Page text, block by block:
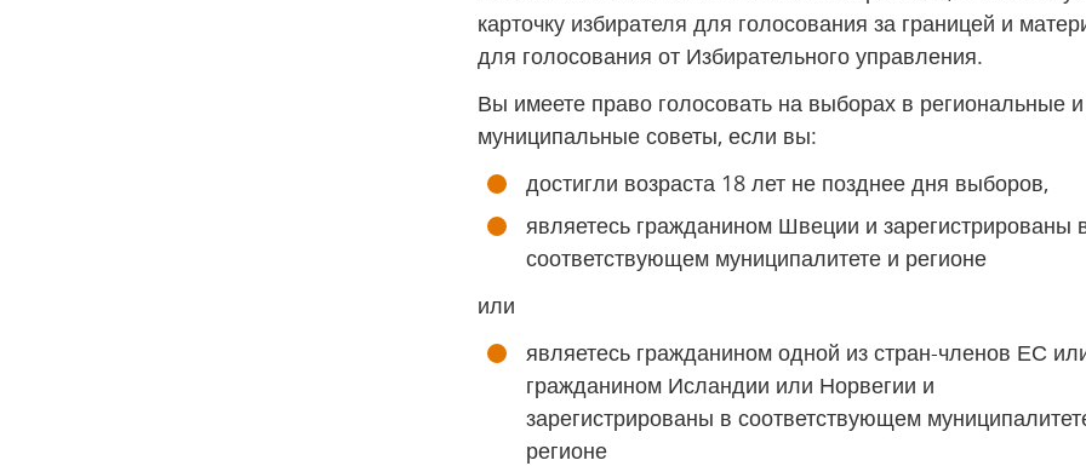
карточку избирателя для голосования за границей и
для голосования от Избирательного управления.
Вы имеете право голосовать на выборах в региональные и
муниципальные советы, если вы:
достигли возраста 18 лет не позднее дня выборов,
являетесь гражданином Швеции и зарегистрированы
соответствующем муниципалитете и регионе
или
являетесь гражданином одной из стран-членов ЕС
гражданином Исландии или Норвегии и
зарегистрированы в соответствующем
регионе